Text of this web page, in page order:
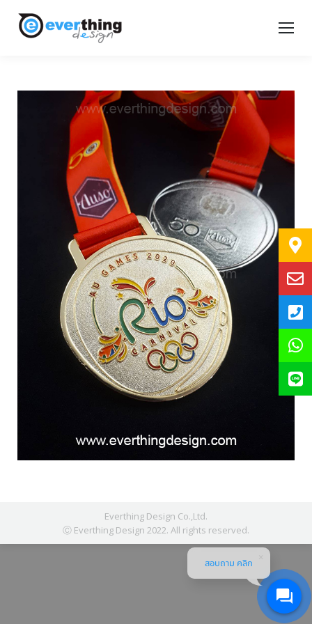
Everthing Design Co.,Ltd.
Ⓒ Everthing Design 2022. All rights reserved.
สอบถาม คลิก